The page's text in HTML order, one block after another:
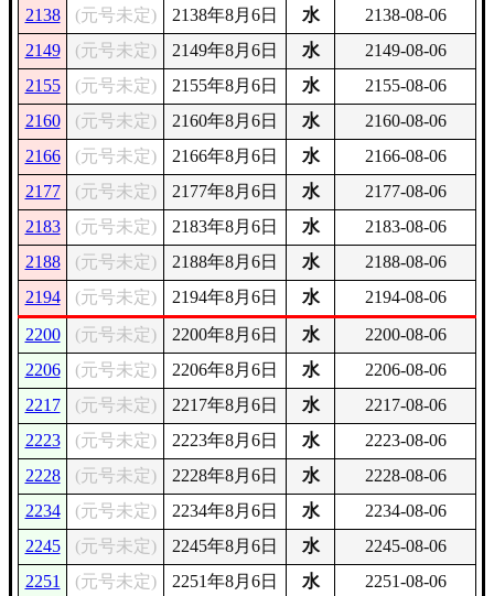
2138
(元号未定) 2138年8月6日 水
2138-08-06
2149
(元号未定) 2149年8月6日 水
2149-08-06
2155
(元号未定) 2155年8月6日 水
2155-08-06
2160
(元号未定) 2160年8月6日 水
2160-08-06
2166
(元号未定) 2166年8月6日 水
2166-08-06
2177
(元号未定) 2177年8月6日 水
2177-08-06
2183
(元号未定) 2183年8月6日 水
2183-08-06
2188
(元号未定) 2188年8月6日 水
2188-08-06
2194
(元号未定) 2194年8月6日 水
2194-08-06
2200
(元号未定) 2200年8月6日 水
2200-08-06
2206
(元号未定) 2206年8月6日 水
2206-08-06
2217
(元号未定) 2217年8月6日 水
2217-08-06
2223
(元号未定) 2223年8月6日 水
2223-08-06
2228
(元号未定) 2228年8月6日 水
2228-08-06
2234
(元号未定) 2234年8月6日 水
2234-08-06
2245
(元号未定) 2245年8月6日 水
2245-08-06
2251
(元号未定) 2251年8月6日 水
2251-08-06